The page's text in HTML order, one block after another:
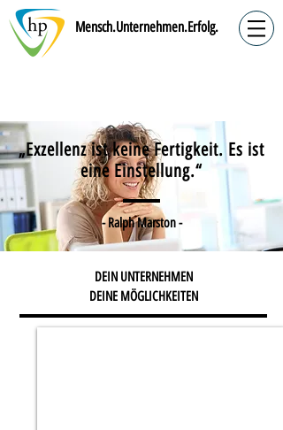
Mensch.Unternehmen.Erfolg.
„Exzellenz ist keine Fertigkeit. Es ist
eine Einstellung.“
- Ralph Marston -
DEIN UNTERNEHMEN
DEINE MÖGLICHKEITEN